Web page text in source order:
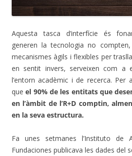
Aquesta tasca d’interfície és
generen la tecnologia no
mecanismes àgils i flexibles per
en sentit invers, serveixen com a
l’entorn acadèmic i de recerca. Per
queel 90% de les entitats que
en l’àmbit de l’R+D comptin,
en la seva estructura.
Fa unes setmanes l’Instituto de
Fundaciones publicava les dades del